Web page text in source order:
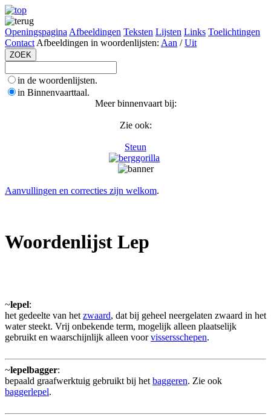
Openingspagina Afbeeldingen Teksten Lijsten Links Toelichtingen
Contact Afbeeldingen in woordenlijsten: Aan /Uit
in de woordenlijsten.
in Binnenvaarttaal.
Meer binnenvaart bij:
Zie ook:
Steun
Aanvullingen en correcties zijn welkom.
Woordenlijst Lep
~lepel:
het gedeelte van het zwaard, dat bij geheel neergelaten zwaard in het
water steekt. Vrij onbekende term, mogelijk alleen plaatselijk
gebruikt en waarschijnlijk alleen voorvissersschepen.
~lepelbagger:
bepaald graafwerktuig gebruikt bij het baggeren. Zie ook
baggerlepel.